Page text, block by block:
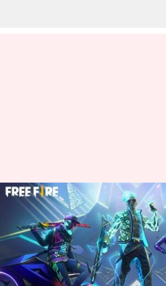
మార్చి 17న వచ్చే Free
కోడ్స్ రీడీమ్ విధానం
వ్రాసిన వారు Nishkala Sathivada Mar 16, 2023
ఈ వార్తాకథనం ఏంటి